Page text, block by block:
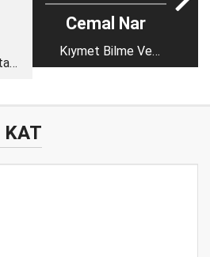
Cemal Nar
Kıymet Bilme Ve
Faydalanma
KAT